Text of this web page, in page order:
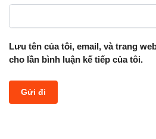
Lưu tên của tôi, email, và trang
cho lần bình luận kế tiếp của tôi.